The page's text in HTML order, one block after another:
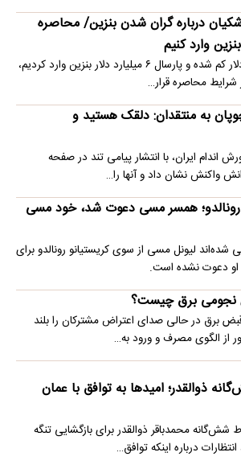
درباره گران شدن بنزین/ محاصره
وارد کنیم
مسعود پزشکیان گفت: دلار کم شده و پارسال ۶ میلیارد دلار بنزین وارد کردیم،
شرایط محاصره قرار…
به منتقدان: دلقک هستید و
اندام ایران، با انتشار پیامی تند در صفحه
واکنش نشان داد و آنها را…
همسر مسی دعوت شد، خود مسی
شده‌اند لیونل مسی از سوی کریستیانو رونالدو برای
دعوت نشده است.
نجومی برق چیست؟
برق در حالی صدای اعتراض مشترکان را بلند
از الگوی مصرف و ورود به…
ذوالقدر؛ امیدها به توافق با عمان
شش‌گانه محمدباقر ذوالقدر برای بازگشایی تنگه
درباره اینکه توافق…